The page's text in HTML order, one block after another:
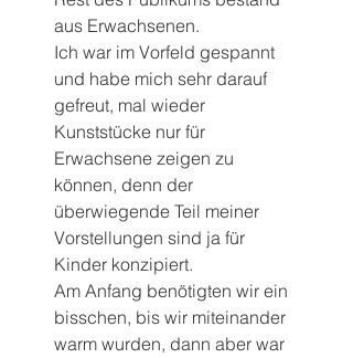
aus Erwachsenen.
Ich war im Vorfeld gespannt
und habe mich sehr darauf
gefreut, mal wieder
Kunststücke nur für
Erwachsene zeigen zu
können, denn der
überwiegende Teil meiner
Vorstellungen sind ja für
Kinder konzipiert.
Am Anfang benötigten wir ein
bisschen, bis wir miteinander
warm wurden, dann aber war